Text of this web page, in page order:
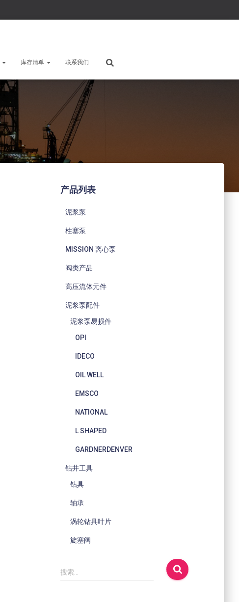
库存清单 联系我们
产品列表
泥浆泵
柱塞泵
MISSION 离心泵
阀类产品
高压流体元件
泥浆泵配件
泥浆泵易损件
OPI
IDECO
OIL WELL
EMSCO
NATIONAL
L SHAPED
GARDNERDENVER
钻井工具
钻具
轴承
涡轮钻具叶片
旋塞阀
搜
索
搜索…